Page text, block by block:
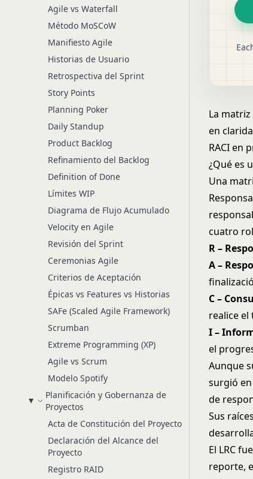
Agile vs Waterfall
Método MoSCoW
Manifiesto Agile
Historias de Usuario
Retrospectiva del Sprint
Story Points
Planning Poker
Daily Standup
Product Backlog
Refinamiento del Backlog
Definition of Done
Límites WIP
Diagrama de Flujo Acumulado
Velocity en Agile
Revisión del Sprint
Ceremonias Agile
Criterios de Aceptación
Épicas vs Features vs Historias
SAFe (Scaled Agile Framework)
Scrumban
Extreme Programming (XP)
Agile vs Scrum
Modelo Spotify
Planificación y Gobernanza de
Proyectos
Acta de Constitución del Proyecto
Declaración del Alcance del
Proyecto
Registro RAID
La
en
RACI en
¿Qué es
Una
cuatro
R –
A –
C –
realice el
I –
el
Aunque
surgió
de
Sus
El LRC
reporte,